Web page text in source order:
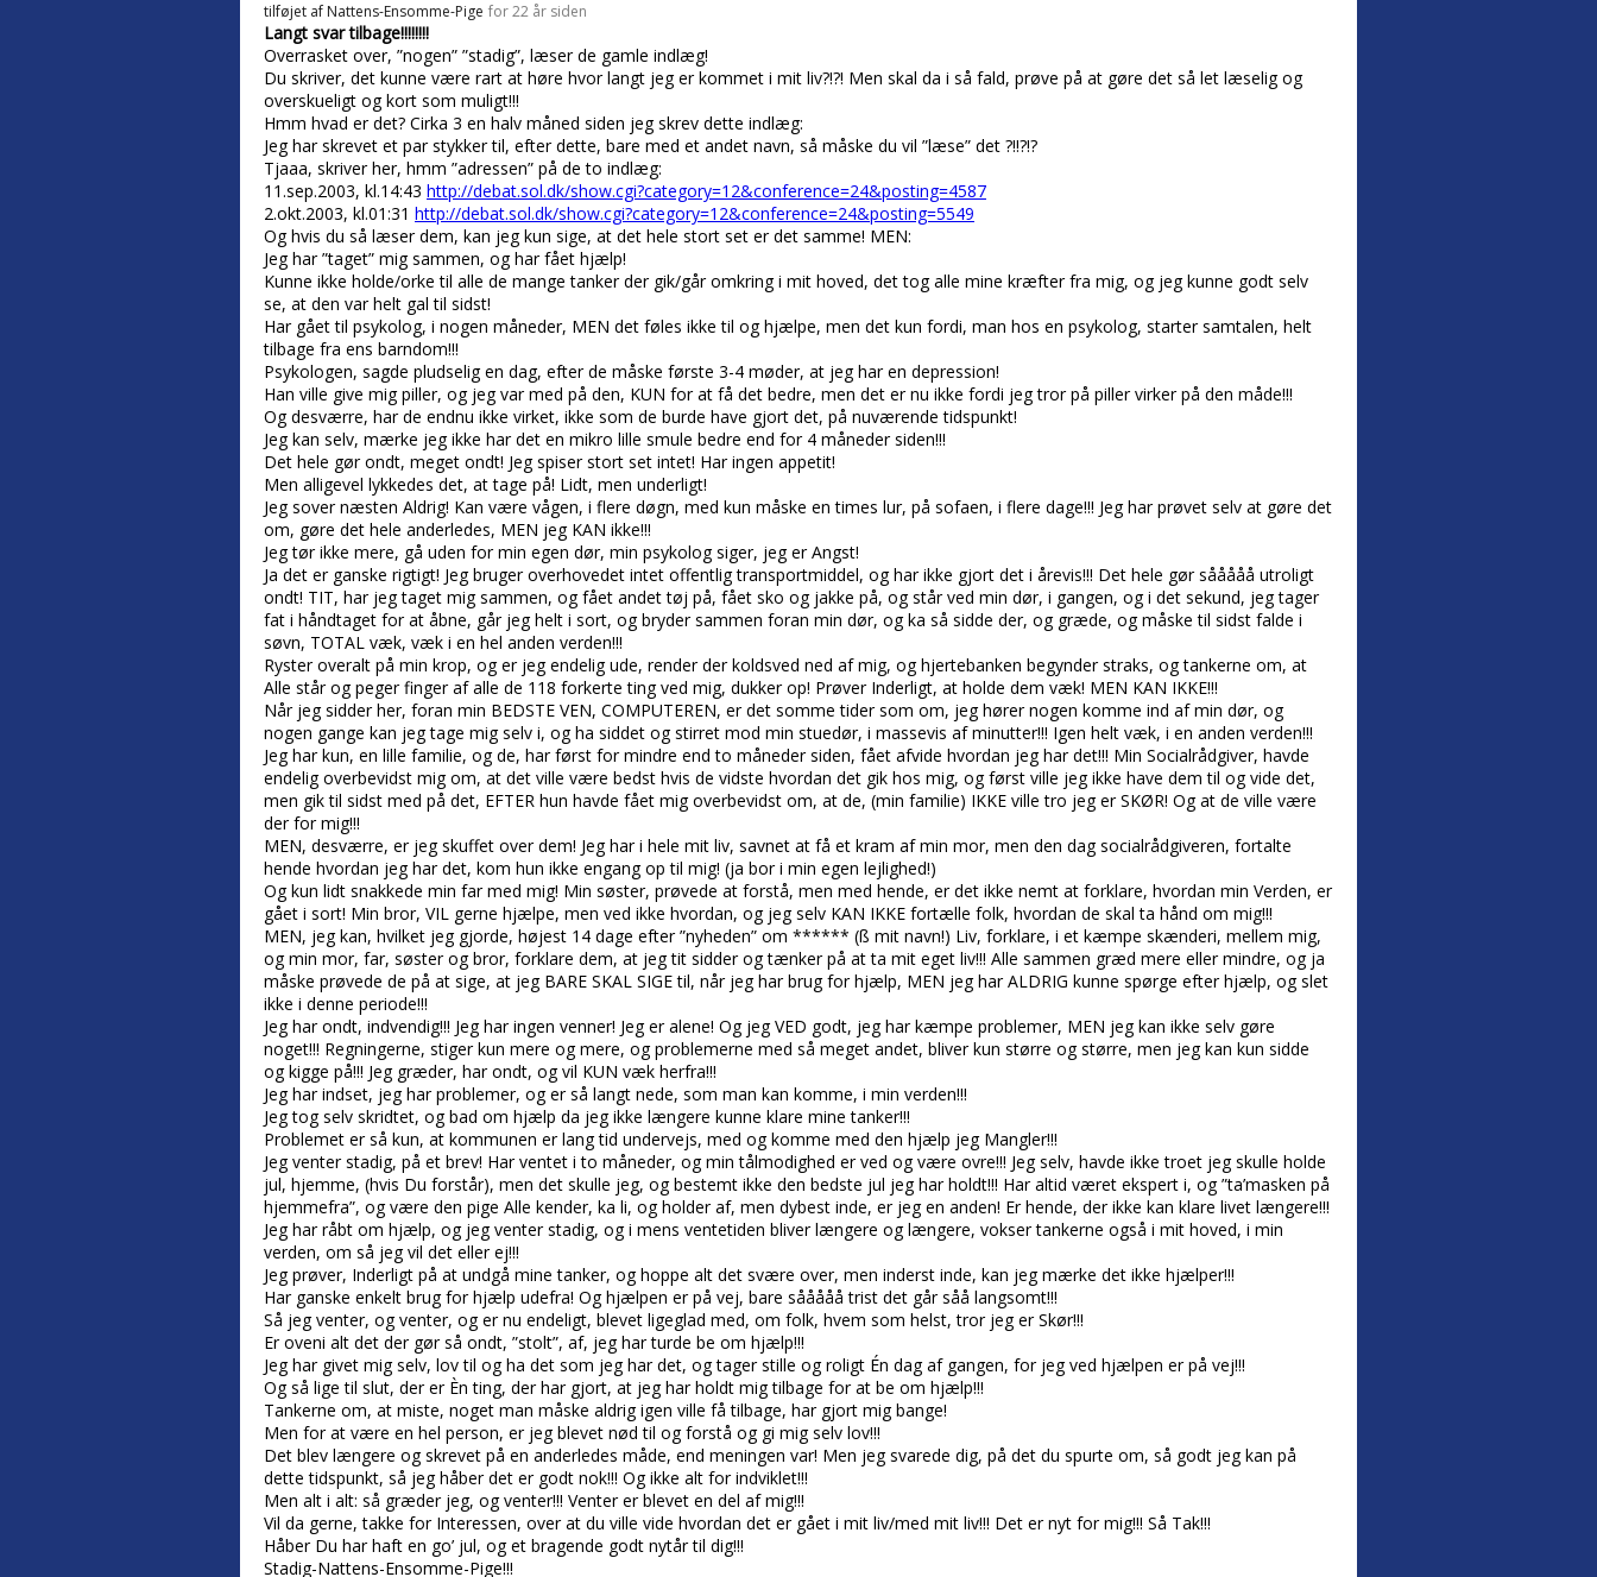
tilføjet af Nattens-Ensomme-Pige for 22 år siden
Langt svar tilbage!!!!!!!!
Overrasket over, ”nogen” ”stadig”, læser de gamle indlæg!
Du skriver, det kunne være rart at høre hvor langt jeg er kommet i mit liv?!?! Men skal da i så fald, prøve på at gøre det så let læselig og
overskueligt og kort som muligt!!!
Hmm hvad er det? Cirka 3 en halv måned siden jeg skrev dette indlæg:
Jeg har skrevet et par stykker til, efter dette, bare med et andet navn, så måske du vil ”læse” det ?!!?!?
Tjaaa, skriver her, hmm ”adressen” på de to indlæg:
11.sep.2003, kl.14:43 http://debat.sol.dk/show.cgi?category=12&conference=24&posting=4587
2.okt.2003, kl.01:31 http://debat.sol.dk/show.cgi?category=12&conference=24&posting=5549
Og hvis du så læser dem, kan jeg kun sige, at det hele stort set er det samme! MEN:
Jeg har ”taget” mig sammen, og har fået hjælp!
Kunne ikke holde/orke til alle de mange tanker der gik/går omkring i mit hoved, det tog alle mine kræfter fra mig, og jeg kunne godt selv
se, at den var helt gal til sidst!
Har gået til psykolog, i nogen måneder, MEN det føles ikke til og hjælpe, men det kun fordi, man hos en psykolog, starter samtalen, helt
tilbage fra ens barndom!!!
Psykologen, sagde pludselig en dag, efter de måske første 3-4 møder, at jeg har en depression!
Han ville give mig piller, og jeg var med på den, KUN for at få det bedre, men det er nu ikke fordi jeg tror på piller virker på den måde!!!
Og desværre, har de endnu ikke virket, ikke som de burde have gjort det, på nuværende tidspunkt!
Jeg kan selv, mærke jeg ikke har det en mikro lille smule bedre end for 4 måneder siden!!!
Det hele gør ondt, meget ondt! Jeg spiser stort set intet! Har ingen appetit!
Men alligevel lykkedes det, at tage på! Lidt, men underligt!
Jeg sover næsten Aldrig! Kan være vågen, i flere døgn, med kun måske en times lur, på sofaen, i flere dage!!! Jeg har prøvet selv at gøre det
om, gøre det hele anderledes, MEN jeg KAN ikke!!!
Jeg tør ikke mere, gå uden for min egen dør, min psykolog siger, jeg er Angst!
Ja det er ganske rigtigt! Jeg bruger overhovedet intet offentlig transportmiddel, og har ikke gjort det i årevis!!! Det hele gør sååååå utroligt
ondt! TIT, har jeg taget mig sammen, og fået andet tøj på, fået sko og jakke på, og står ved min dør, i gangen, og i det sekund, jeg tager
fat i håndtaget for at åbne, går jeg helt i sort, og bryder sammen foran min dør, og ka så sidde der, og græde, og måske til sidst falde i
søvn, TOTAL væk, væk i en hel anden verden!!!
Ryster overalt på min krop, og er jeg endelig ude, render der koldsved ned af mig, og hjertebanken begynder straks, og tankerne om, at
Alle står og peger finger af alle de 118 forkerte ting ved mig, dukker op! Prøver Inderligt, at holde dem væk! MEN KAN IKKE!!!
Når jeg sidder her, foran min BEDSTE VEN, COMPUTEREN, er det somme tider som om, jeg hører nogen komme ind af min dør, og
nogen gange kan jeg tage mig selv i, og ha siddet og stirret mod min stuedør, i massevis af minutter!!! Igen helt væk, i en anden verden!!!
Jeg har kun, en lille familie, og de, har først for mindre end to måneder siden, fået afvide hvordan jeg har det!!! Min Socialrådgiver, havde
endelig overbevidst mig om, at det ville være bedst hvis de vidste hvordan det gik hos mig, og først ville jeg ikke have dem til og vide det,
men gik til sidst med på det, EFTER hun havde fået mig overbevidst om, at de, (min familie) IKKE ville tro jeg er SKØR! Og at de ville være
der for mig!!!
MEN, desværre, er jeg skuffet over dem! Jeg har i hele mit liv, savnet at få et kram af min mor, men den dag socialrådgiveren, fortalte
hende hvordan jeg har det, kom hun ikke engang op til mig! (ja bor i min egen lejlighed!)
Og kun lidt snakkede min far med mig! Min søster, prøvede at forstå, men med hende, er det ikke nemt at forklare, hvordan min Verden, er
gået i sort! Min bror, VIL gerne hjælpe, men ved ikke hvordan, og jeg selv KAN IKKE fortælle folk, hvordan de skal ta hånd om mig!!!
MEN, jeg kan, hvilket jeg gjorde, højest 14 dage efter ”nyheden” om ****** (ß mit navn!) Liv, forklare, i et kæmpe skænderi, mellem mig,
og min mor, far, søster og bror, forklare dem, at jeg tit sidder og tænker på at ta mit eget liv!!! Alle sammen græd mere eller mindre, og ja
måske prøvede de på at sige, at jeg BARE SKAL SIGE til, når jeg har brug for hjælp, MEN jeg har ALDRIG kunne spørge efter hjælp, og slet
ikke i denne periode!!!
Jeg har ondt, indvendig!!! Jeg har ingen venner! Jeg er alene! Og jeg VED godt, jeg har kæmpe problemer, MEN jeg kan ikke selv gøre
noget!!! Regningerne, stiger kun mere og mere, og problemerne med så meget andet, bliver kun større og større, men jeg kan kun sidde
og kigge på!!! Jeg græder, har ondt, og vil KUN væk herfra!!!
Jeg har indset, jeg har problemer, og er så langt nede, som man kan komme, i min verden!!!
Jeg tog selv skridtet, og bad om hjælp da jeg ikke længere kunne klare mine tanker!!!
Problemet er så kun, at kommunen er lang tid undervejs, med og komme med den hjælp jeg Mangler!!!
Jeg venter stadig, på et brev! Har ventet i to måneder, og min tålmodighed er ved og være ovre!!! Jeg selv, havde ikke troet jeg skulle holde
jul, hjemme, (hvis Du forstår), men det skulle jeg, og bestemt ikke den bedste jul jeg har holdt!!! Har altid været ekspert i, og ”ta’masken på
hjemmefra”, og være den pige Alle kender, ka li, og holder af, men dybest inde, er jeg en anden! Er hende, der ikke kan klare livet længere!!!
Jeg har råbt om hjælp, og jeg venter stadig, og i mens ventetiden bliver længere og længere, vokser tankerne også i mit hoved, i min
verden, om så jeg vil det eller ej!!!
Jeg prøver, Inderligt på at undgå mine tanker, og hoppe alt det svære over, men inderst inde, kan jeg mærke det ikke hjælper!!!
Har ganske enkelt brug for hjælp udefra! Og hjælpen er på vej, bare sååååå trist det går såå langsomt!!!
Så jeg venter, og venter, og er nu endeligt, blevet ligeglad med, om folk, hvem som helst, tror jeg er Skør!!!
Er oveni alt det der gør så ondt, ”stolt”, af, jeg har turde be om hjælp!!!
Jeg har givet mig selv, lov til og ha det som jeg har det, og tager stille og roligt Én dag af gangen, for jeg ved hjælpen er på vej!!!
Og så lige til slut, der er Èn ting, der har gjort, at jeg har holdt mig tilbage for at be om hjælp!!!
Tankerne om, at miste, noget man måske aldrig igen ville få tilbage, har gjort mig bange!
Men for at være en hel person, er jeg blevet nød til og forstå og gi mig selv lov!!!
Det blev længere og skrevet på en anderledes måde, end meningen var! Men jeg svarede dig, på det du spurte om, så godt jeg kan på
dette tidspunkt, så jeg håber det er godt nok!!! Og ikke alt for indviklet!!!
Men alt i alt: så græder jeg, og venter!!! Venter er blevet en del af mig!!!
Vil da gerne, takke for Interessen, over at du ville vide hvordan det er gået i mit liv/med mit liv!!! Det er nyt for mig!!! Så Tak!!!
Håber Du har haft en go’ jul, og et bragende godt nytår til dig!!!
Stadig-Nattens-Ensomme-Pige!!!